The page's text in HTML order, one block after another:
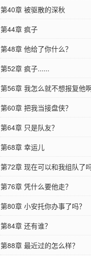
第40章 被驱散的深秋
第44章 疯子
第48章 他给了你什么？
第52章 疯子......
第56章 我怎么就不想报复他
第60章 把我当接盘侠？
第64章 只是队友？
第68章 幸运儿
第72章 现在可以和我组队了
第76章 凭什么要他走？
第80章 小安托你办事了吗？
第84章 还有谁？
第88章 最近过的怎么样？